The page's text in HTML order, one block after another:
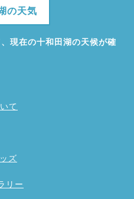
の天気
現在の十和田湖の天候が確
て
ズ
リー